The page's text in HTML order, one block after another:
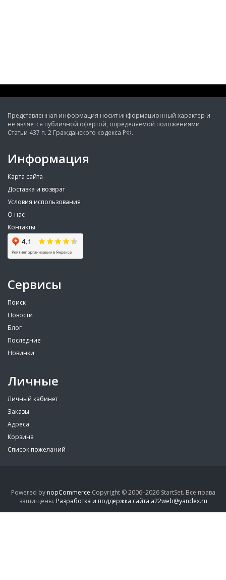
Представленная информация носит информационный характер и
не является публичной офертой, определяемой положениями
Статьи 437 п. 2 Гражданского кодекса РФ.
Информация
Карта сайта
Доставка и возврат
Условия использования
О нас
Контакты
Сервисы
Поиск
Новости
Блог
Последние
Новинки
Личные
Личный кабинет
Заказы
Адреса
Корзина
Список пожеланий
Powered by nopCommerce Copyright © 2006–2026 StartSet. Все права
защищены. Разработка и поддержка сайта a22web@yandex.ru